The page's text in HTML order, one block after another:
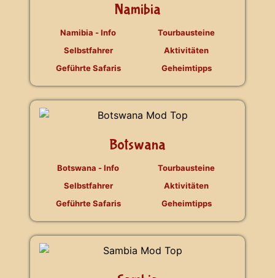
Namibia
Namibia - Info
Selbstfahrer
Geführte Safaris
Tourbausteine
Aktivitäten
Geheimtipps
Botswana
Botswana - Info
Selbstfahrer
Geführte Safaris
Tourbausteine
Aktivitäten
Geheimtipps